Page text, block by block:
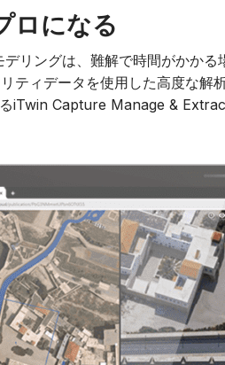
ロになる
リングは、難解で時間がかか
ィデータを使用した高度な解
iTwin Capture Manage &